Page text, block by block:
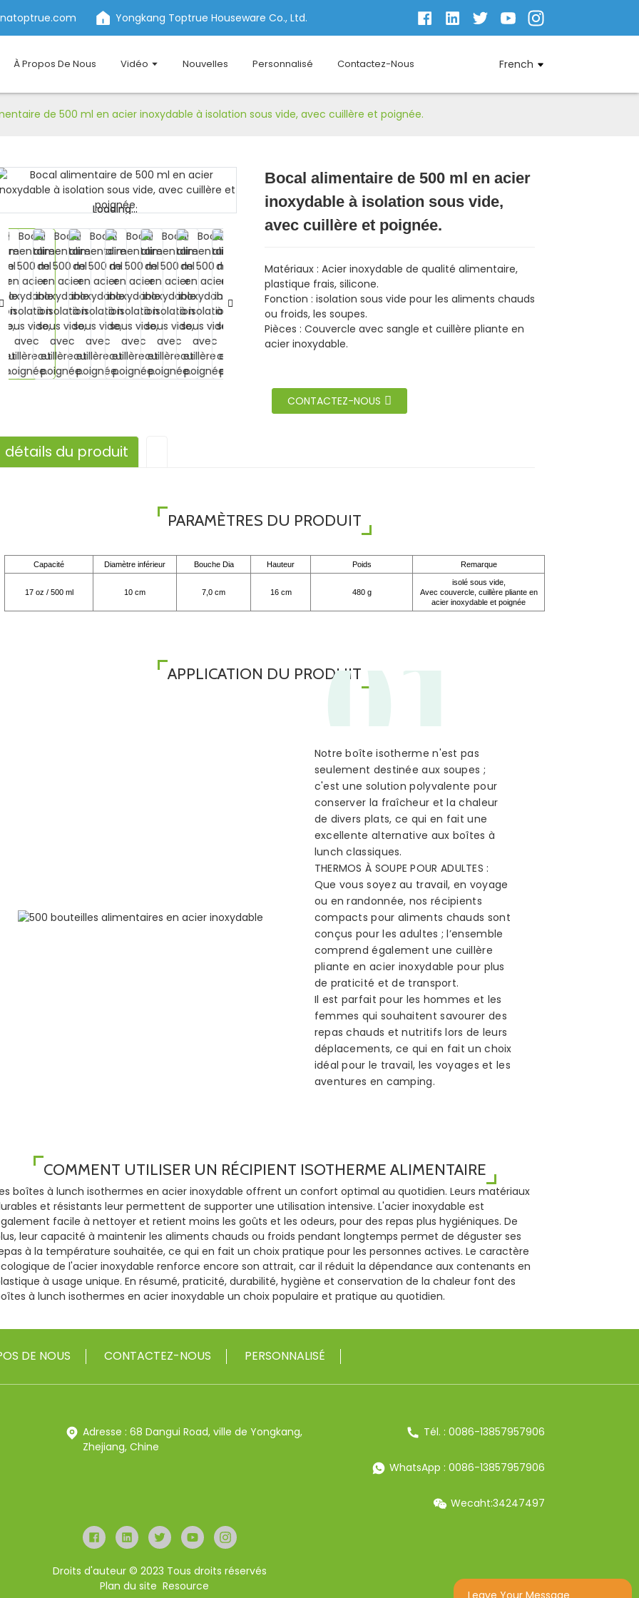
Yongkang Toptrue Houseware Co., Ltd.
À Propos De Nous Vidéo Nouvelles Personnalisé Contactez-Nous French
de 500 ml en acier inoxydable à isolation sous vide, avec cuillère et poignée.
Loading...
Loading... Loading...
Loading...
Bocal alimentaire de 500 ml en acier
inoxydable à isolation sous vide,
avec cuillère et poignée.
Matériaux : Acier inoxydable de qualité alimentaire,
plastique frais, silicone.
Fonction : isolation sous vide pour les aliments chauds
ou froids, les soupes.
Pièces : Couvercle avec sangle et cuillère pliante en
acier inoxydable.
CONTACTEZ-NOUS
détails du produit
PARAMÈTRES DU PRODUIT
Capacité Diamètre inférieur Bouche Dia Hauteur Poids Remarque
17 oz / 500 ml 10 cm 7,0 cm 16 cm 480 g
isolé sous vide,
Avec couvercle, cuillère pliante en
acier inoxydable et poignée
APPLICATION DU PRODUIT01
Notre boîte isotherme n'est pas
seulement destinée aux soupes ;
c'est une solution polyvalente pour
conserver la fraîcheur et la chaleur
de divers plats, ce qui en fait une
excellente alternative aux boîtes à
lunch classiques.
THERMOS À SOUPE POUR ADULTES :
Que vous soyez au travail, en voyage
ou en randonnée, nos récipients
compacts pour aliments chauds sont
conçus pour les adultes ; l’ensemble
comprend également une cuillère
pliante en acier inoxydable pour plus
de praticité et de transport.
Il est parfait pour les hommes et les
femmes qui souhaitent savourer des
repas chauds et nutritifs lors de leurs
déplacements, ce qui en fait un choix
idéal pour le travail, les voyages et les
aventures en camping.
COMMENT UTILISER UN RÉCIPIENT ISOTHERME ALIMENTAIRE
boîtes à lunch isothermes en acier inoxydable offrent un confort optimal au quotidien. Leurs matériaux
et résistants leur permettent de supporter une utilisation intensive. L'acier inoxydable est
facile à nettoyer et retient moins les goûts et les odeurs, pour des repas plus hygiéniques. De
leur capacité à maintenir les aliments chauds ou froids pendant longtemps permet de déguster ses
à la température souhaitée, ce qui en fait un choix pratique pour les personnes actives. Le caractère
de l'acier inoxydable renforce encore son attrait, car il réduit la dépendance aux contenants en
à usage unique. En résumé, praticité, durabilité, hygiène et conservation de la chaleur font des
à lunch isothermes en acier inoxydable un choix populaire et pratique au quotidien.
DE NOUS CONTACTEZ-NOUS PERSONNALISÉ
Adresse : 68 Dangui Road, ville de Yongkang,
Zhejiang, Chine
Tél. : 0086-13857957906
WhatsApp : 0086-13857957906
Wecaht:34247497
Droits d'auteur © 2023 Tous droits réservés
Plan du site Resource
Leave Your Message